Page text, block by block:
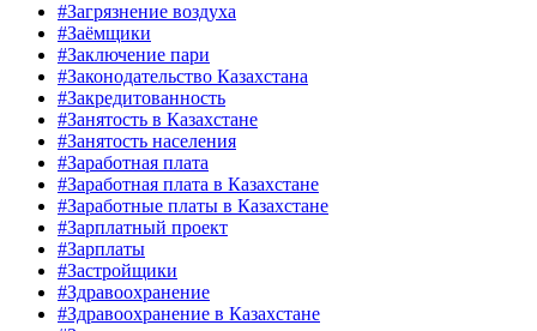
#Загрязнение воздуха
#Заёмщики
#Заключение пари
#Законодательство Казахстана
#Закредитованность
#Занятость в Казахстане
#Занятость населения
#Заработная плата
#Заработная плата в Казахстане
#Заработные платы в Казахстане
#Зарплатный проект
#Зарплаты
#Застройщики
#Здравоохранение
#Здравоохранение в Казахстане